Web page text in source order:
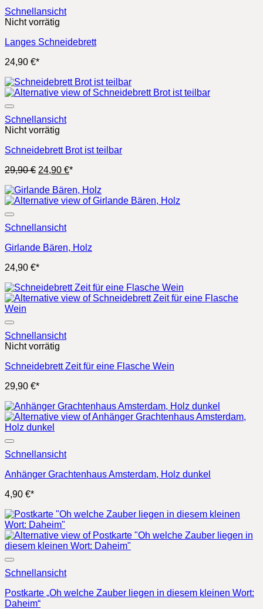
Schnellansicht
Nicht vorrätig
Langes Schneidebrett
24,90 €*
Schnellansicht
Nicht vorrätig
Schneidebrett Brot ist teilbar
29,90€ Ursprünglicher
war:
29,90 €
24,90 €Aktueller
ist:
24,90 €.
*
Schnellansicht
Girlande Bären, Holz
24,90 €*
Schnellansicht
Nicht vorrätig
Schneidebrett Zeit für eine Flasche Wein
29,90 €*
Schnellansicht
Anhänger Grachtenhaus Amsterdam, Holz dunkel
4,90 €*
Schnellansicht
Postkarte „Oh welche Zauber liegen in diesem kleinen Wort:
Daheim“